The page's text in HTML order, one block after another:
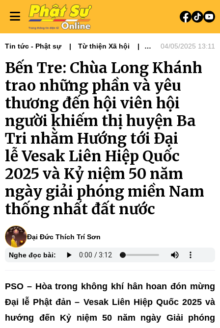
Tin tức - Phật sự
Từ thiện Xã hội
04/05/2025 13:11
Bến Tre: Chùa Long Khánh
trao những phần và yêu
thương đến hội viên hội
người khiếm thị huyện Ba
Tri nhằm Hướng tới Đại
lễ Vesak Liên Hiệp Quốc
2025 và Kỷ niệm 50 năm
ngày giải phóng miền Nam
thống nhất đất nước
Đại Đức Thích Trí Sơn
Nghe đọc bài:
PSO – Hòa trong không khí hân hoan đón mừng
Đại lễ Phật đản – Vesak Liên Hiệp Quốc 2025 và
hướng đến Kỷ niệm 50 năm ngày Giải phóng